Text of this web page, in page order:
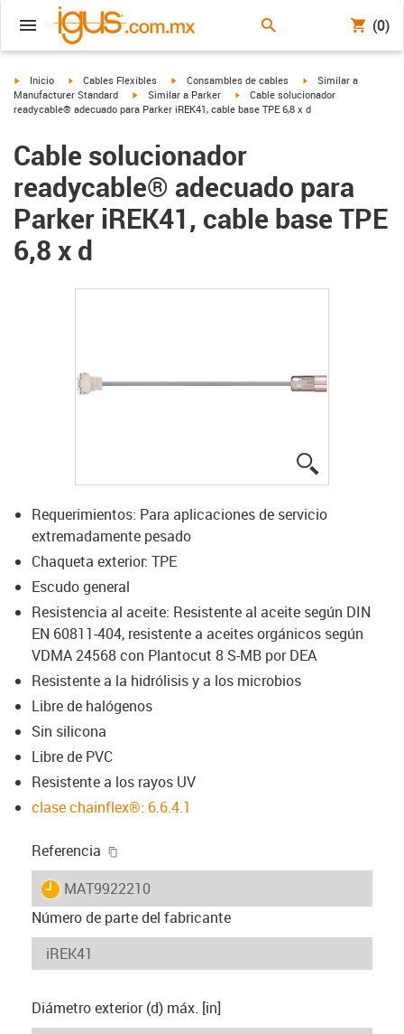
(0)
igus-icon-arrow-right
Inicio igus-icon-arrow-right
Cables Flexibles igus-icon-arrow-right
Consambles de cables igus-icon-arrow-right
Similar a
Manufacturer Standard
igus-icon-arrow-right
Similar a Parker igus-icon-arrow-right
Cable solucionador
readycable® adecuado para Parker iREK41, cable base TPE 6,8 x d
Cable solucionador
readycable® adecuado para
Parker iREK41, cable base TPE
6,8 x d
Requerimientos: Para aplicaciones de servicio
extremadamente pesado
Chaqueta exterior: TPE
Escudo general
Resistencia al aceite: Resistente al aceite según DIN
EN 60811-404, resistente a aceites orgánicos según
VDMA 24568 con Plantocut 8 S-MB por DEA
Resistente a la hidrólisis y a los microbios
Libre de halógenos
Sin silicona
Libre de PVC
Resistente a los rayos UV
clase chainflex®: 6.6.4.1
Referencia
igus-icon-lieferzeit
MAT9922210
Número de parte del fabricante
Diámetro exterior (d) máx. [in]